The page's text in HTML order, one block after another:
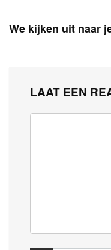
We kijken uit naar
LAAT EEN